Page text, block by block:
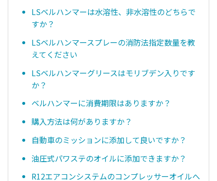
LSベルハンマーは水溶性、非水溶性のどちらで
すか？
LSベルハンマースプレーの消防法指定数量を教
えてください
LSベルハンマーグリースはモリブデン入りです
か？
ベルハンマーに消費期限はありますか？
購入方法は何がありますか？
自動車のミッションに添加して良いですか？
油圧式パワステのオイルに添加できますか？
R12エアコンシステムのコンプレッサーオイルへ